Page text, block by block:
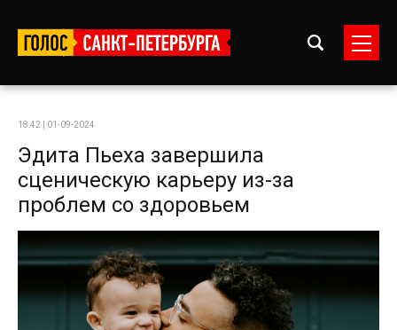
18:42 | 01-09-2024
Эдита Пьеха завершила
сценическую карьеру из-за
проблем со здоровьем